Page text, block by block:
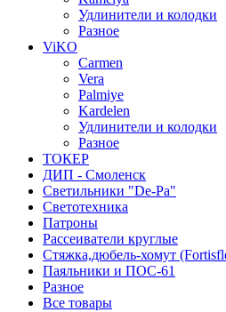
Удлинители и колодки
Разное
ViKO
Carmen
Vera
Palmiye
Kardelen
Удлинители и колодки
Разное
ТОКЕР
ДИП - Смоленск
Светильники "De-Pa"
Светотехника
Патроны
Рассеиватели круглые
Стяжка,дюбель-хомут
Паяльники и ПОС-61
Разное
Все товары